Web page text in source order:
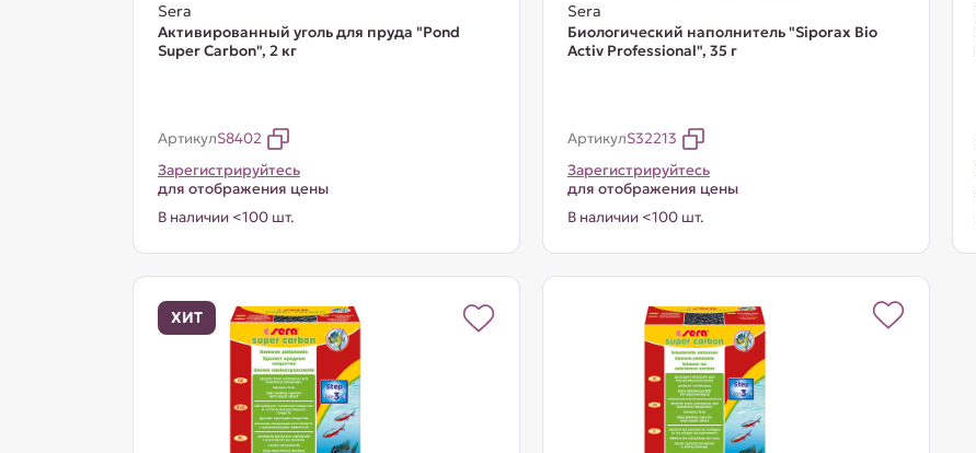
Sera
Активированный уголь для пруда "Pond
Super Carbon", 2 кг
АртикулS8402
Зарегистрируйтесь
для отображения цены
В наличии <100 шт.
Sera
Биологический наполнитель "Siporax Bio
Activ Professional", 35 г
АртикулS32213
Зарегистрируйтесь
для отображения цены
В наличии <100 шт.
ХИТ